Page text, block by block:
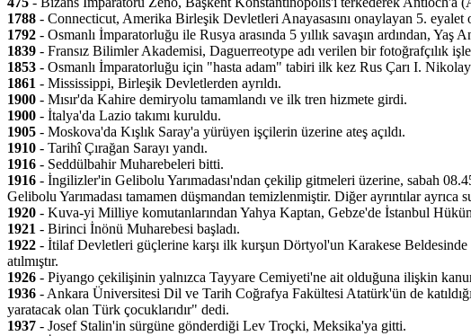
1788 - Connecticut, Amerika Birleşik Devletleri Anayasasını onaylayan 5. eyalet
1792 - Osmanlı İmparatorluğu ile Rusya arasında 5 yıllık savaşın ardından, Yaş
1839 - Fransız Bilimler Akademisi, Daguerreotype adı verilen bir fotoğrafçılık
1853 - Osmanlı İmparatorluğu için "hasta adam" tabiri ilk kez Rus Çarı I. Nikolay
1861 - Mississippi, Birleşik Devletlerden ayrıldı.
1900 - Mısır'da Kahire demiryolu tamamlandı ve ilk tren hizmete girdi.
1900 - İtalya'da Lazio takımı kuruldu.
1905 - Moskova'da Kışlık Saray'a yürüyen işçilerin üzerine ateş açıldı.
1910 - Tarihî Çırağan Sarayı yandı.
1916 - Seddülbahir Muharebeleri bitti.
1916 - İngilizler'in Gelibolu Yarımadası'ndan çekilip gitmeleri üzerine, sabah
Gelibolu Yarımadası tamamen düşmandan temizlenmiştir. Diğer ayrıntılar ayrıca
1920 - Kuva-yi Milliye komutanlarından Yahya Kaptan, Gebze'de İstanbul
1921 - Birinci İnönü Muharebesi başladı.
1922 - İtilaf Devletleri güçlerine karşı ilk kurşun Dörtyol'un Karakese
atılmıştır.
1926 - Piyango çekilişinin yalnızca Tayyare Cemiyeti'ne ait olduğuna ilişkin
1936 - Ankara Üniversitesi Dil ve Tarih Coğrafya Fakültesi Atatürk'ün de
yaratacak olan Türk çocuklarıdır" dedi.
1937 - Josef Stalin'in sürgüne gönderdiği Lev Troçki, Meksika'ya gitti.